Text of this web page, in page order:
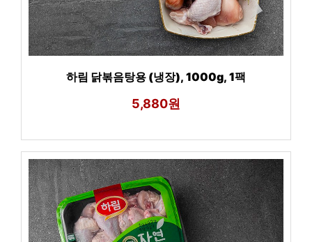
하림 닭볶음탕용 (냉장), 1000g, 1팩
5,880원